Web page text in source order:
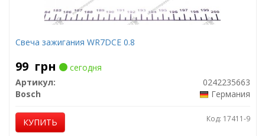
Свеча зажигания WR7DCE 0.8
99 грн
сегодня
Артикул:
0242235663
Bosch
Германия
КУПИТЬ Код: 17411-9